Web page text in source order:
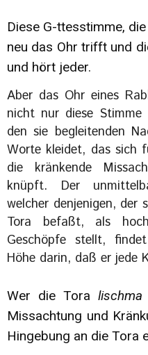
Diese G-ttesstimme,
neu das Ohr trifft und
und hört jeder.
Aber das Ohr eines
nicht nur diese Stimme
den sie begleitenden
Worte kleidet, das sich
die kränkende
knüpft. Der
welcher denjenigen, der
Tora befaßt, als
Geschöpfe stellt,
Höhe darin, daß er jede
Wer die Tora lischma
Missachtung und
Hingebung an die Tora